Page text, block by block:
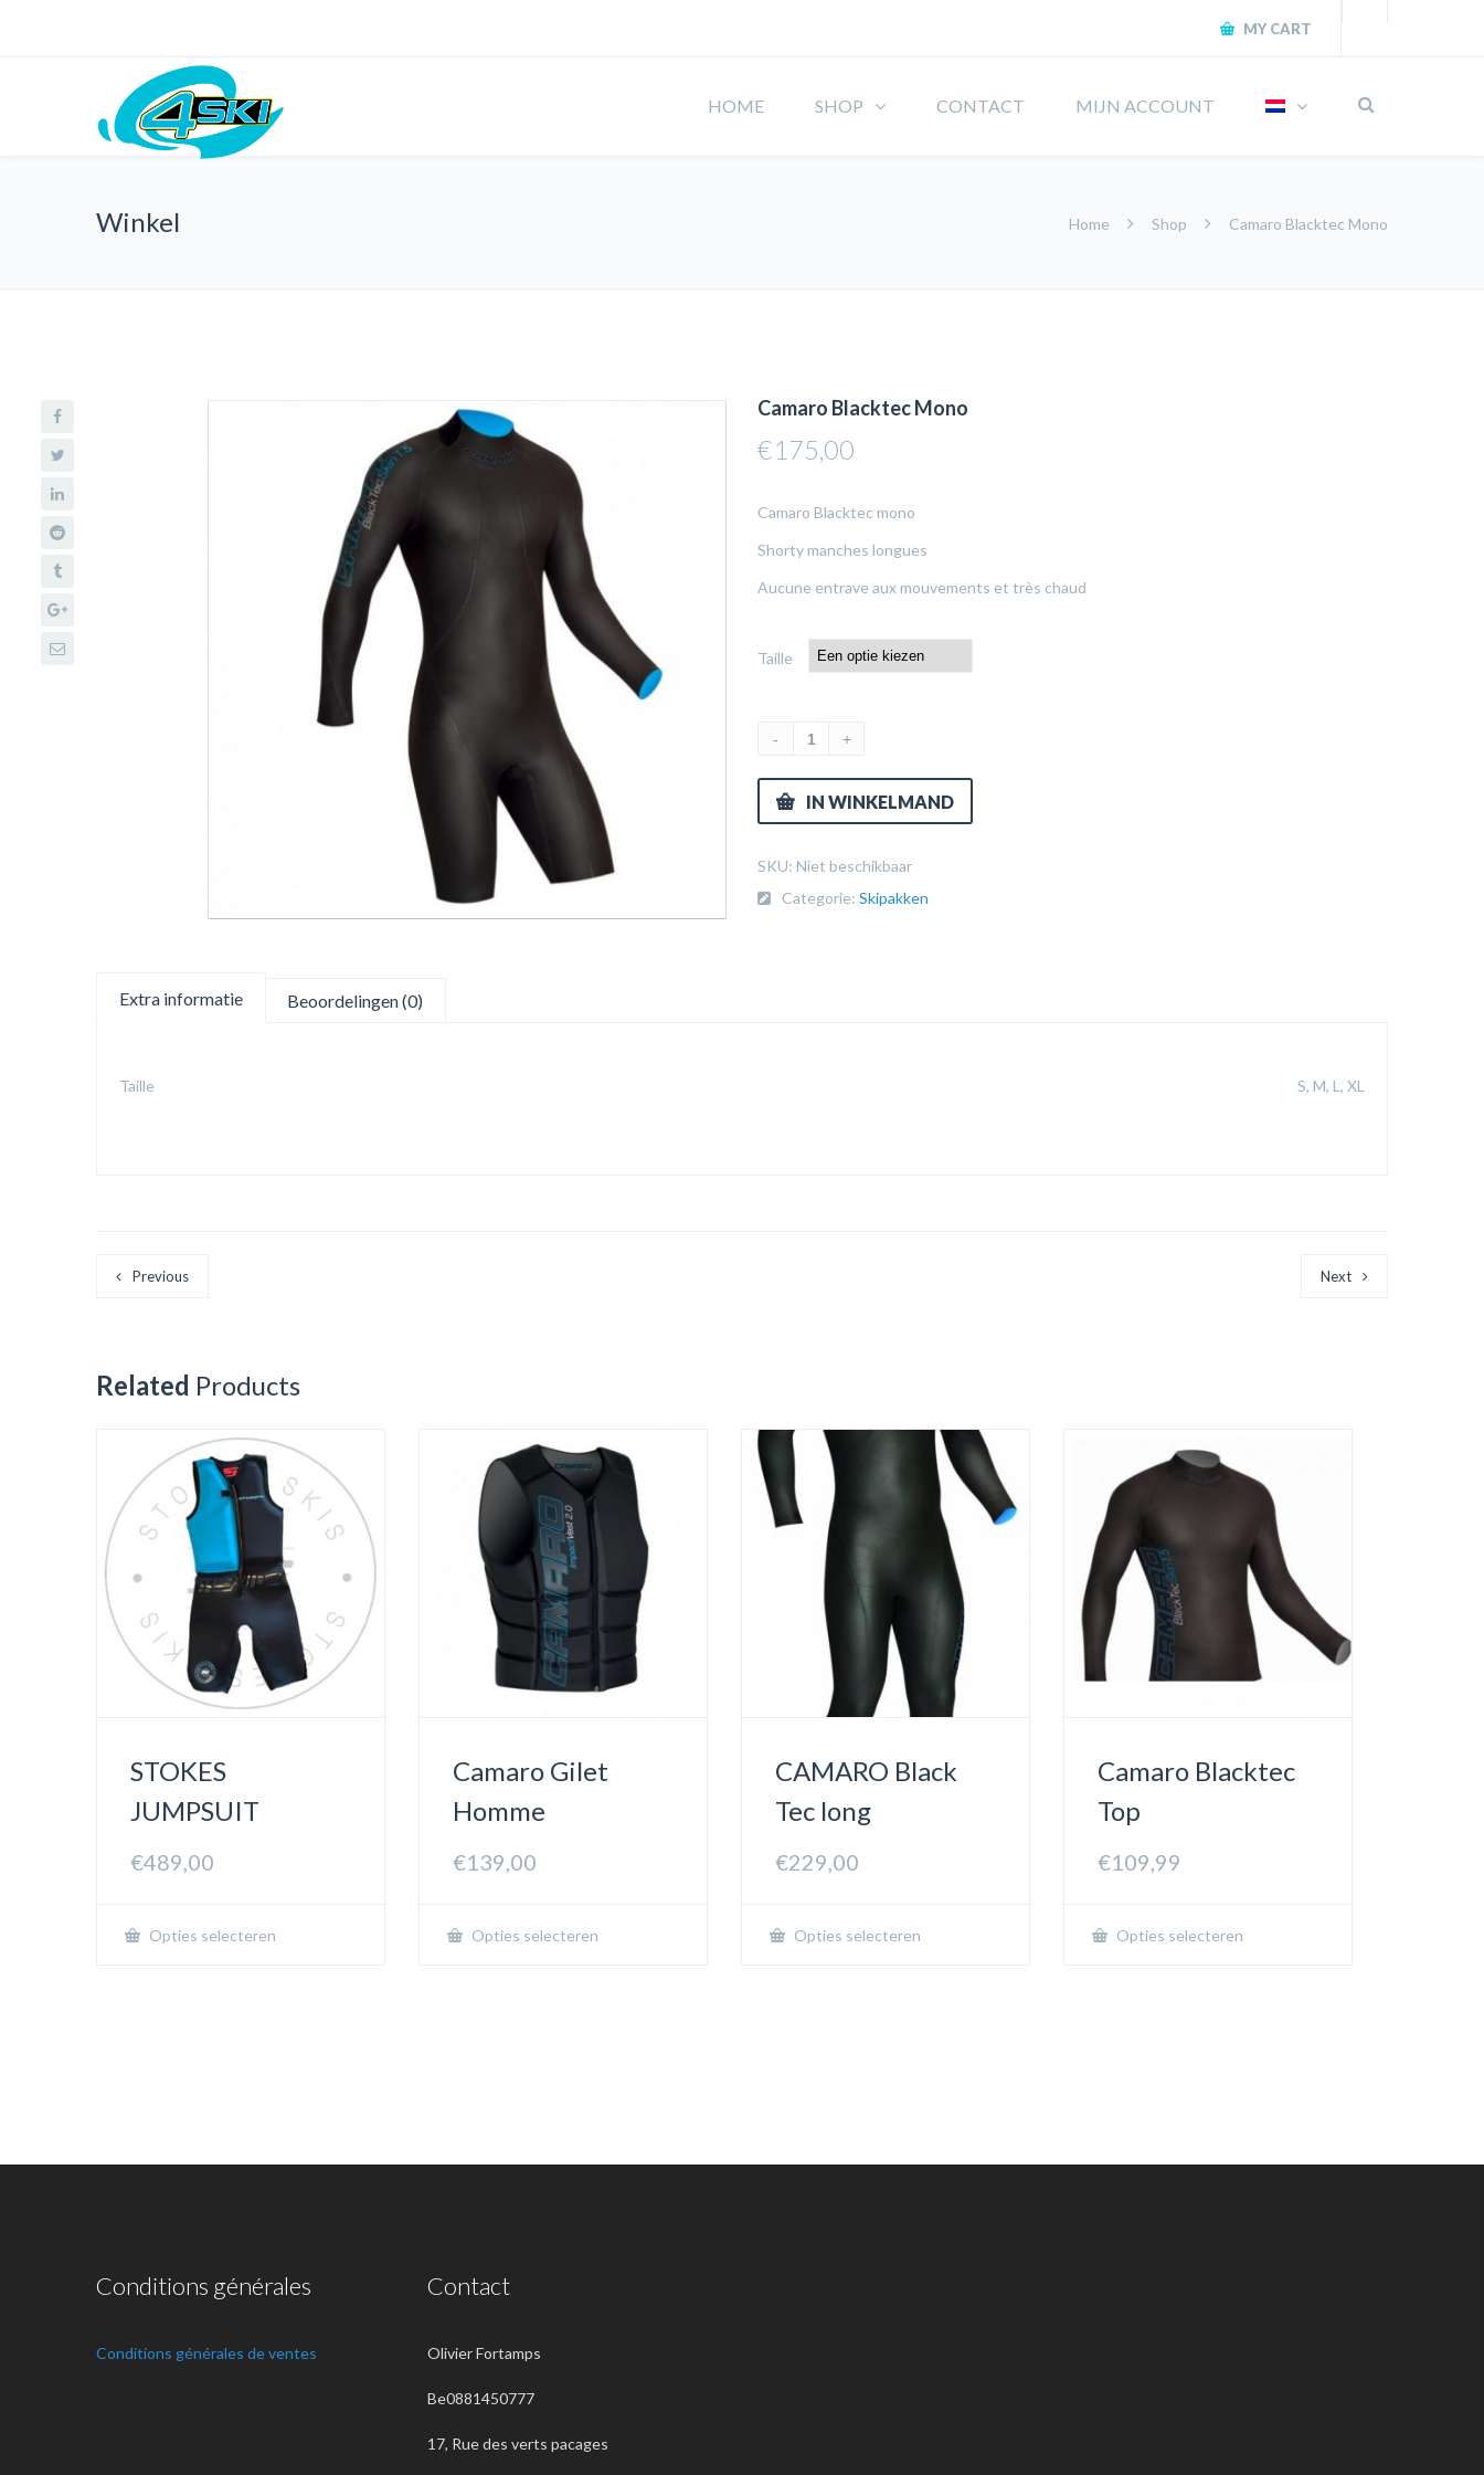
MY CART
HOME SHOP CONTACT MIJN ACCOUNT
Winkel Home Shop Camaro Blacktec Mono
Camaro Blacktec Mono
€175,00
Camaro Blacktec mono
Shorty manches longues
Aucune entrave aux mouvements et très chaud
Taille
IN WINKELMAND
SKU: Niet beschikbaar
Categorie:Skipakken
Extra informatie Beoordelingen (0)
Taille S, M, L, XL
Previous Next
Related Products
STOKES
JUMPSUIT
€489,00
Opties selecteren
Camaro Gilet
Homme
€139,00
Opties selecteren
CAMARO Black
Tec long
€229,00
Opties selecteren
Camaro Blacktec
Top
€109,99
Opties selecteren
Conditions générales
Conditions générales de ventes
Contact
Olivier Fortamps
Be0881450777
17, Rue des verts pacages